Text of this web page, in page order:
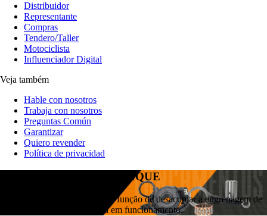
Distribuidor
Representante
Compras
Tendero/Taller
Motociclista
Influenciador Digital
Veja também
Hable con nosotros
Trabaja con nosotros
Preguntas Común
Garantizar
Quiero revender
Política de privacidad
EMBRIAGUE DE ARRANQUE
A embreagem de partida tem a função de desacoplar a engrenagem de
partida quando o motor entra em funcionamento.